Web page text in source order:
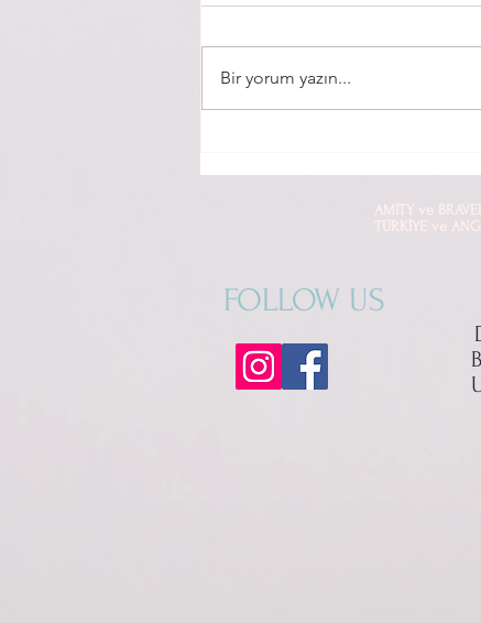
Bir yorum yazın...
AMITY ve
TÜRKİYE ve
FOLLOW US